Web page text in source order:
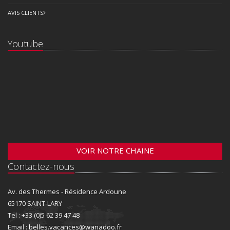
AVIS CLIENTS
Youtube
VOIR NOTRE CHAINE
Contactez-nous
Av. des Thermes - Résidence Ardoune
65170 SAINT-LARY
Tel : +33 (0)5 62 39 47 48
Email : belles.vacances@wanadoo.fr